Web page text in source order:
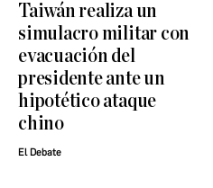
Taiwán realiza un
simulacro militar con
evacuación del
presidente ante un
hipotético ataque
chino
El Debate